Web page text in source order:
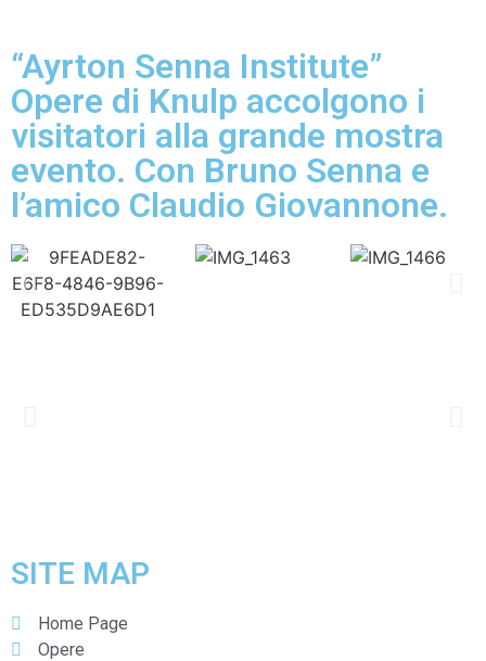
“Ayrton Senna Institute”
Opere di Knulp accolgono i
visitatori alla grande mostra
evento. Con Bruno Senna e
l’amico Claudio Giovannone.
SITE MAP
Home Page
Opere